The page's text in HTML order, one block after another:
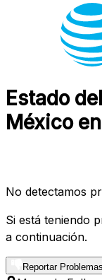
Estado
México
No detectamos
Si está teniendo
a continuación.
Reportar Problemas